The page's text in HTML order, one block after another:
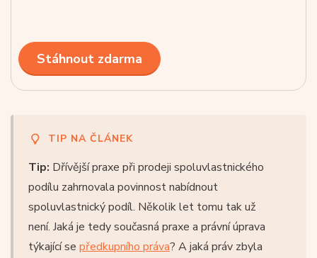
Stáhnout zdarma
TIP NA ČLÁNEK
Tip: Dřívější praxe při prodeji spoluvlastnického
podílu zahrnovala povinnost nabídnout
spoluvlastnický podíl. Několik let tomu tak už
není. Jaká je tedy současná praxe a právní úprava
týkající se předkupního práva? A jaká práv zbyla